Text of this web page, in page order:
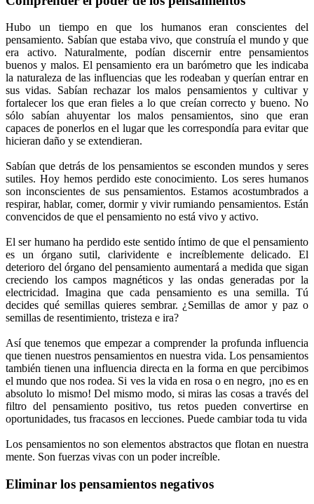
Hubo un tiempo en que los humanos eran conscientes del
pensamiento. Sabían que estaba vivo, que construía el mundo y que
era activo. Naturalmente, podían discernir entre pensamientos
buenos y malos. El pensamiento era un barómetro que les indicaba
la naturaleza de las influencias que les rodeaban y querían entrar en
sus vidas. Sabían rechazar los malos pensamientos y cultivar y
fortalecer los que eran fieles a lo que creían correcto y bueno. No
sólo sabían ahuyentar los malos pensamientos, sino que eran
capaces de ponerlos en el lugar que les correspondía para evitar que
hicieran daño y se extendieran.
Sabían que detrás de los pensamientos se esconden mundos y seres
sutiles. Hoy hemos perdido este conocimiento. Los seres humanos
son inconscientes de sus pensamientos. Estamos acostumbrados a
respirar, hablar, comer, dormir y vivir rumiando pensamientos. Están
convencidos de que el pensamiento no está vivo y activo.
El ser humano ha perdido este sentido íntimo de que el pensamiento
es un órgano sutil, clarividente e increíblemente delicado. El
deterioro del órgano del pensamiento aumentará a medida que sigan
creciendo los campos magnéticos y las ondas generadas por la
electricidad. Imagina que cada pensamiento es una semilla. Tú
decides qué semillas quieres sembrar. ¿Semillas de amor y paz o
semillas de resentimiento, tristeza e ira?
Así que tenemos que empezar a comprender la profunda influencia
que tienen nuestros pensamientos en nuestra vida. Los pensamientos
también tienen una influencia directa en la forma en que percibimos
el mundo que nos rodea. Si ves la vida en rosa o en negro, ¡no es en
absoluto lo mismo! Del mismo modo, si miras las cosas a través del
filtro del pensamiento positivo, tus retos pueden convertirse en
oportunidades, tus fracasos en lecciones. Puede cambiar toda tu vida
Los pensamientos no son elementos abstractos que flotan en nuestra
mente. Son fuerzas vivas con un poder increíble.
Eliminar los pensamientos negativos